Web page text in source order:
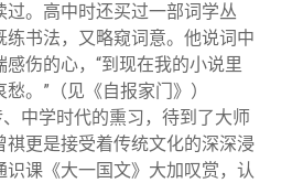
。高中时还买过一部词学丛
练书法，又略窥词意。他说词中
伤的心，“到现在我的小说里
。”（见《自报家门》）
中学时代的熏习，待到了大师
祺更是接受着传统文化的深深浸
识课《大一国文》大加叹赏，认